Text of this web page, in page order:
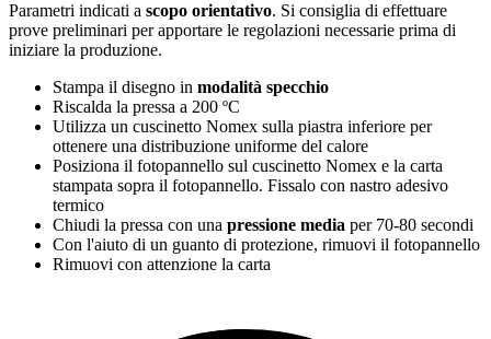
Parametri indicati a scopo orientativo. Si consiglia di effettuare
prove preliminari per apportare le regolazioni necessarie prima di
iniziare la produzione.
Stampa il disegno in modalità specchio
Riscalda la pressa a 200 ºC
Utilizza un cuscinetto Nomex sulla piastra inferiore per
ottenere una distribuzione uniforme del calore
Posiziona il fotopannello sul cuscinetto Nomex e la carta
stampata sopra il fotopannello. Fissalo con nastro adesivo
termico
Chiudi la pressa con una pressione media per 70-80 secondi
Con l'aiuto di un guanto di protezione, rimuovi il fotopannello
Rimuovi con attenzione la carta